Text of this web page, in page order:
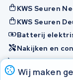
Wij maken
KWS Seuren
KWS Seuren
Batterij
Nakijken en
Onherstelbaar